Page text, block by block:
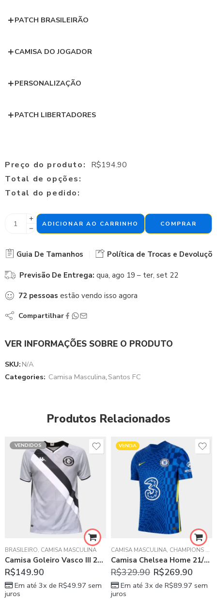
PATCH BRASILEIRÃO
CAMISA DO JOGADOR
PERSONALIZAÇÃO
PATCH LIBERTADORES
Preço do produto: R$194.90
Total de opções:
Total do pedido:
ADICIONAR AO CARRINHO COMPRAR
Guia De Tamanhos Política de Trocas e
Previsão De Entrega: qua, ago 19 – ter, set 22
72 pessoas estão vendo isso agora
Compartilhar
VER INFORMAÇÕES SOBRE O PRODUTO
SKU: N/A
Categories: Camisa Masculina,Santos FC
Produtos Relacionados
,LA LIGA ESPANHOLA,REAL MADRID
VENDIDOS
BRASILEIRO, CAMISA MASCULINA
Camisa Goleiro Vasco III 21/22 Cinza
R$149.90
Em até 3x de R$49.97 sem
juros
VENDA
CAMISA MASCULINA, CHAMPIONS LEAGUE
Camisa Chelsea Home 21/22 Masculina Azul
R$329.90 R$269.90
Em até 3x de R$89.97 sem
juros